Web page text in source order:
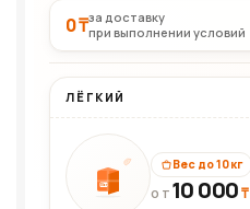
0 ₸за доставку
при выполнении условий
ЛЁГКИЙ
10кг
Вес до 10 кг
ОТ 10 000₸